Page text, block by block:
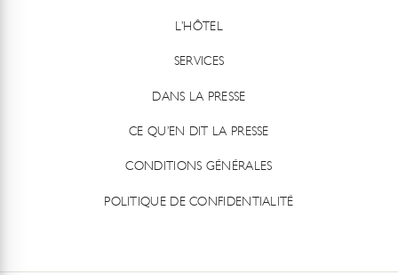
L’HÔTEL
SERVICES
DANS LA PRESSE
CE QU’EN DIT LA PRESSE
CONDITIONS GÉNÉRALES
POLITIQUE DE CONFIDENTIALITÉ